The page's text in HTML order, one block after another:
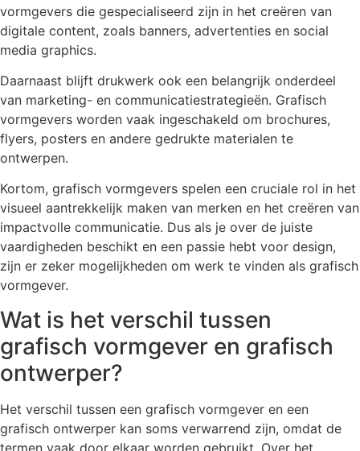
vormgevers die gespecialiseerd zijn in het creëren van
digitale content, zoals banners, advertenties en social
media graphics.
Daarnaast blijft drukwerk ook een belangrijk onderdeel
van marketing- en communicatiestrategieën. Grafisch
vormgevers worden vaak ingeschakeld om brochures,
flyers, posters en andere gedrukte materialen te
ontwerpen.
Kortom, grafisch vormgevers spelen een cruciale rol in het
visueel aantrekkelijk maken van merken en het creëren van
impactvolle communicatie. Dus als je over de juiste
vaardigheden beschikt en een passie hebt voor design,
zijn er zeker mogelijkheden om werk te vinden als grafisch
vormgever.
Wat is het verschil tussen
grafisch vormgever en grafisch
ontwerper?
Het verschil tussen een grafisch vormgever en een
grafisch ontwerper kan soms verwarrend zijn, omdat de
termen vaak door elkaar worden gebruikt. Over het